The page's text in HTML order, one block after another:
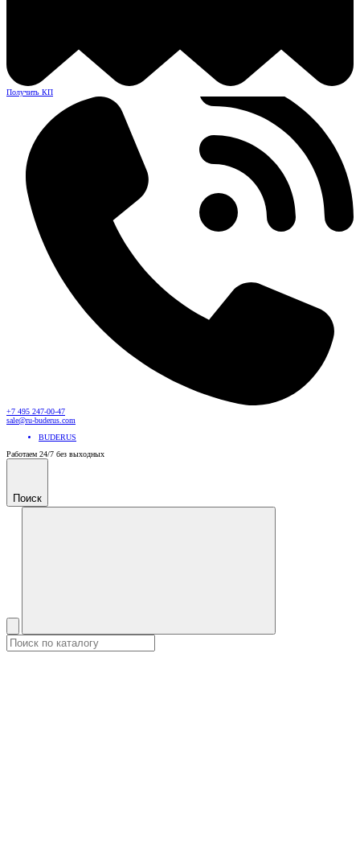
Получить КП
+7 495 247-00-47
sale@ru-buderus.com
BUDERUS
Работаем 24/7 без выходных
Поиск